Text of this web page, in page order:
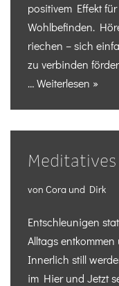
positivem Effekt
Wohlbefinden.
riechen – sich
zu verbinden
…Weiterlesen »
von Cora und Dirk
Entschleunigen
Alltags
Innerlich still
im Hier und Jetzt